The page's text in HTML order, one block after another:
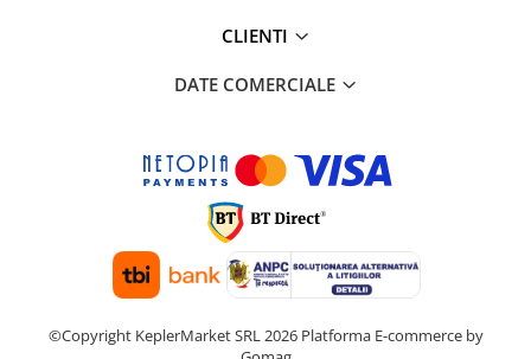
CLIENTI
DATE COMERCIALE
©Copyright KeplerMarket SRL 2026 Platforma E-commerce by